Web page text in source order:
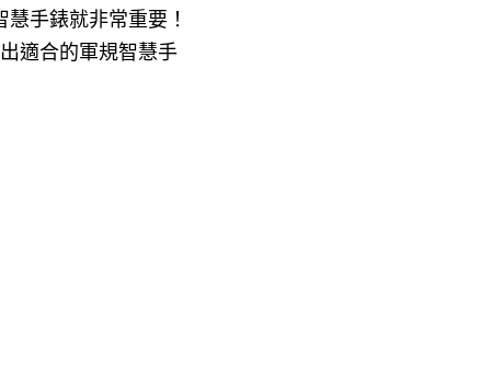
手錶就非常重要！
適合的軍規智慧手